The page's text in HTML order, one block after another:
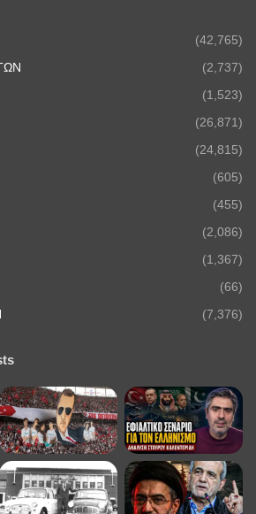
(42,765)
(2,737)
(1,523)
(26,871)
(24,815)
(605)
(455)
(2,086)
(1,367)
(66)
(7,376)